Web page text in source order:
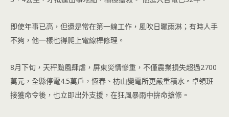
即使年事已高，但還是常在第一線工作，風吹日曬雨淋；有時人手
不夠，他一樣也得爬上電線桿修理。
8月下旬，天秤颱風肆虐，屏東災情慘重，不僅農業損失超過2700
萬元，全縣停電4.5萬戶，恆春、枋山變電所更嚴重積水。卓領班
接獲命令後，也立即出外支援，在狂風暴雨中拚命搶修。